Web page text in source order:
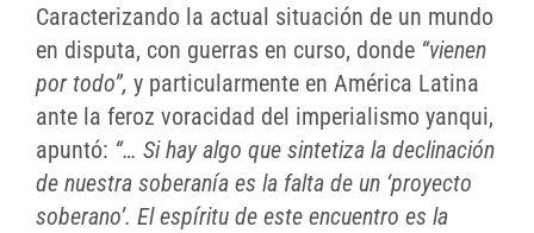
Caracterizando la actual situación de un mundo
en disputa, con guerras en curso, donde “vienen
por todo”, y particularmente en América Latina
ante la feroz voracidad del imperialismo yanqui,
apuntó: “… Si hay algo que sintetiza la declinación
de nuestra soberanía es la falta de un ‘proyecto
soberano’. El espíritu de este encuentro es la